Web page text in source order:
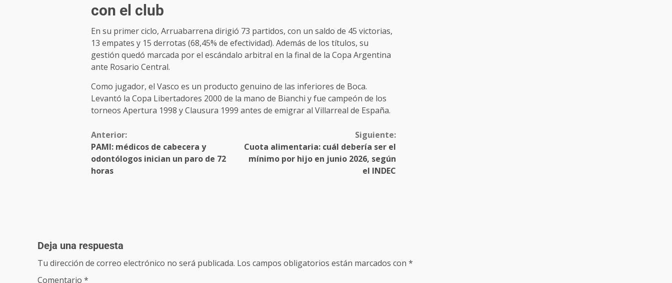
con el club
En su primer ciclo, Arruabarrena dirigió 73 partidos, con un saldo de 45 victorias,
13 empates y 15 derrotas (68,45% de efectividad). Además de los títulos, su
gestión quedó marcada por el escándalo arbitral en la final de la Copa Argentina
ante Rosario Central.
Como jugador, el Vasco es un producto genuino de las inferiores de Boca.
Levantó la Copa Libertadores 2000 de la mano de Bianchi y fue campeón de los
torneos Apertura 1998 y Clausura 1999 antes de emigrar al Villarreal de España.
Anterior:
PAMI: médicos de cabecera y
odontólogos inician un paro de 72
horas
Siguiente:
Cuota alimentaria: cuál debería ser el
mínimo por hijo en junio 2026, según
el INDEC
Deja una respuesta
Tu dirección de correo electrónico no será publicada. Los campos obligatorios están marcados con *
Comentario *